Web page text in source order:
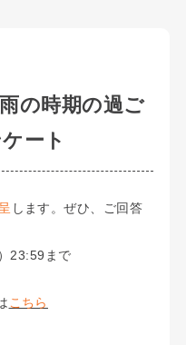
の時期の過ご
ート
します。ぜひ、ご回答
23:59まで
こちら